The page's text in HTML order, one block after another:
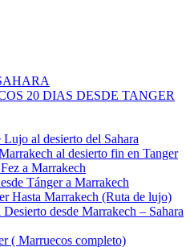
20 DIAS DESDE TANGER
al desierto del Sahara
al desierto fin en Tanger
a Marrakech
Tánger a Marrakech
Hasta Marrakech (Ruta de lujo)
desde Marrakech – Sahara
( Marruecos completo)